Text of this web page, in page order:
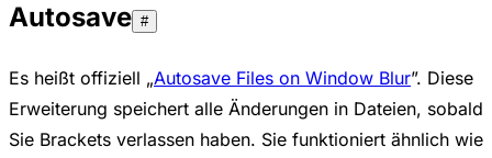
Autosave #
Es heißt offiziell „Autosave Files on Window Blur”. Diese
Erweiterung speichert alle Änderungen in Dateien, sobald
Sie Brackets verlassen haben. Sie funktioniert ähnlich wie